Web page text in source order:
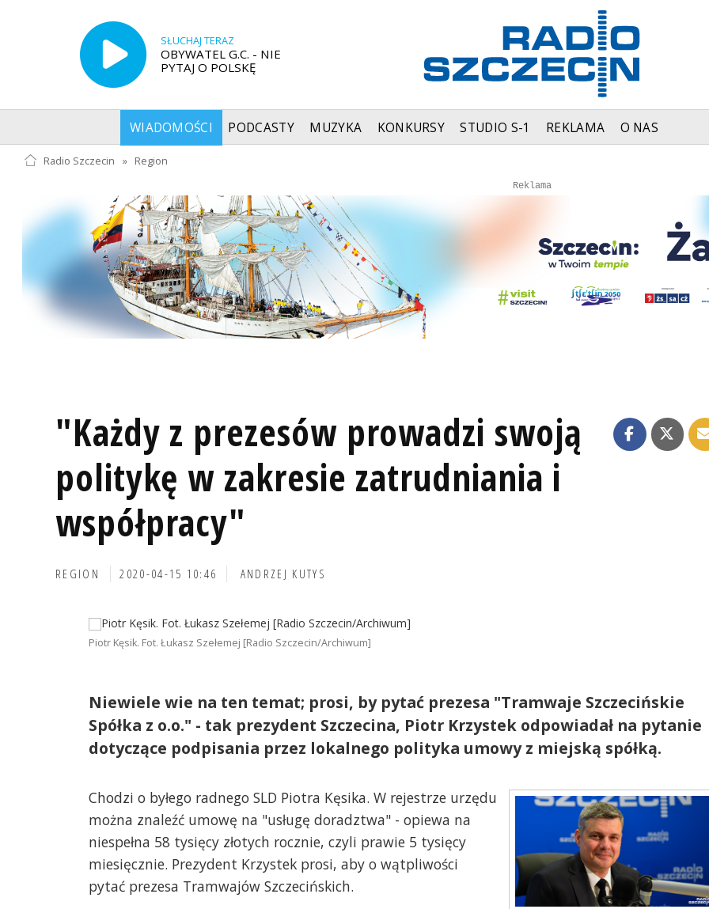
SŁUCHAJ TERAZ
OBYWATEL G.C. - NIE
PYTAJ O POLSKĘ
WIADOMOŚCI PODCASTY MUZYKA KONKURSY STUDIO S-1 REKLAMA O NAS
Radio Szczecin » Region
Reklama
Autopromocja
Autopromocja
"Każdy z prezesów prowadzi swoją
politykę w zakresie zatrudniania i
współpracy"
REGION 2020-04-15 10:46 ANDRZEJ KUTYS
Piotr Kęsik. Fot. Łukasz Szełemej [Radio Szczecin/Archiwum]
Niewiele wie na ten temat; prosi, by pytać prezesa "Tramwaje Szczecińskie
Spółka z o.o." - tak prezydent Szczecina, Piotr Krzystek odpowiadał na pytanie
dotyczące podpisania przez lokalnego polityka umowy z miejską spółką.
Chodzi o byłego radnego SLD Piotra Kęsika. W rejestrze urzędu
można znaleźć umowę na "usługę doradztwa" - opiewa na
niespełna 58 tysięcy złotych rocznie, czyli prawie 5 tysięcy
miesięcznie. Prezydent Krzystek prosi, aby o wątpliwości
pytać prezesa Tramwajów Szczecińskich.